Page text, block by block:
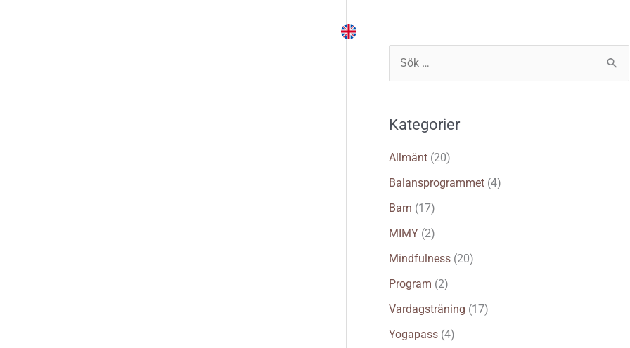
e
f
t
e
Kategorier
Allmänt(20)
Balansprogrammet(4)
Barn (17)
MIMY(2)
Mindfulness(20)
Program (2)
Vardagsträning (17)
Yogapass(4)